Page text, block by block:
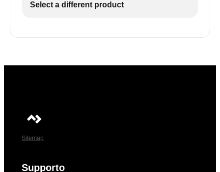
Select a different product
Sitemap
Supporto